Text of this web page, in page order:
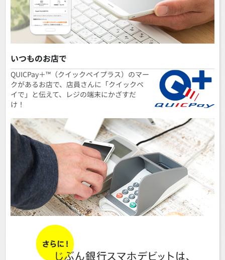
いつものお店で
QUICPay＋™（クイックペイプラス）のマー
クがあるお店で、店員さんに「クイックペ
イで」と伝えて、レジの端末にかざすだ
け！